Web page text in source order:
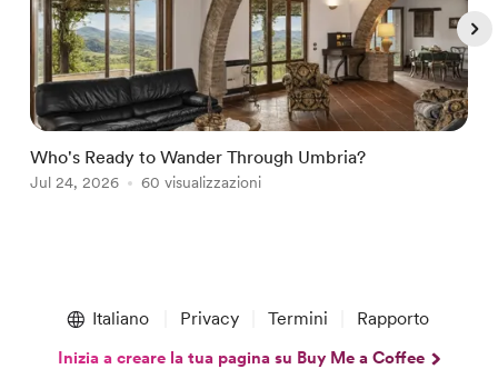
Who's Ready to Wander Through Umbria?
Jul 24, 2026 60 visualizzazioni
Italiano Privacy Termini Rapporto
Inizia a creare la tua pagina su Buy Me a Coffee